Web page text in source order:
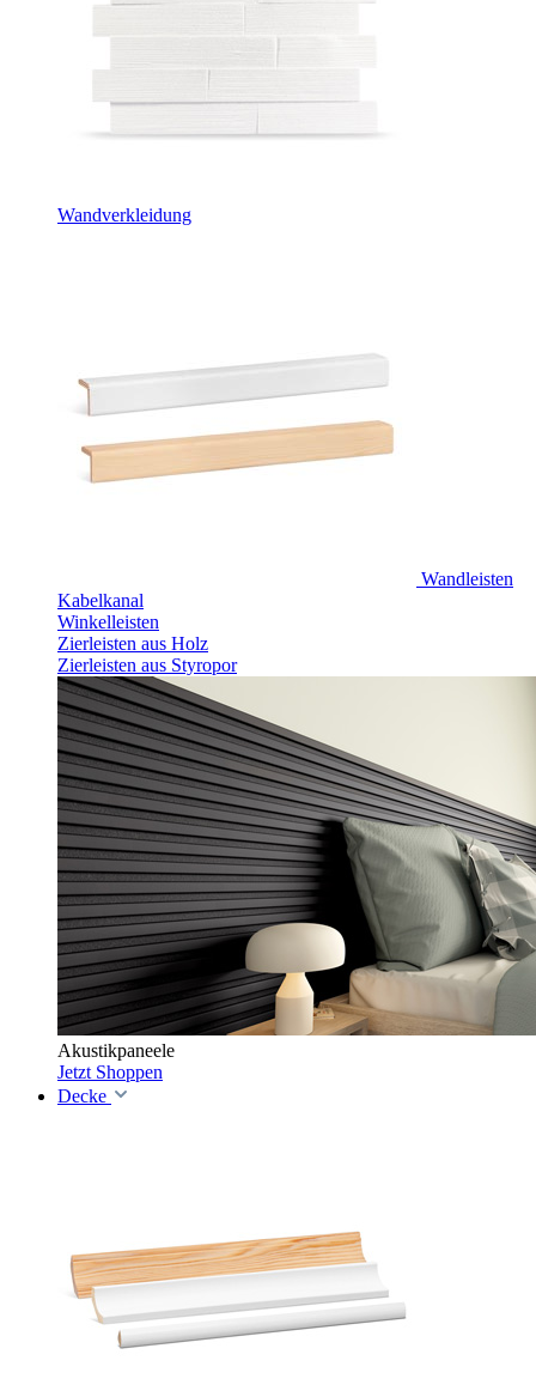
Wandverkleidung
Wandleisten
Kabelkanal
Winkelleisten
Zierleisten aus Holz
Zierleisten aus Styropor
Akustikpaneele
Jetzt Shoppen
Decke